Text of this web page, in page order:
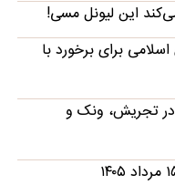
این لیونل مسی!
برای برخورد با
در تجریش، ونک و